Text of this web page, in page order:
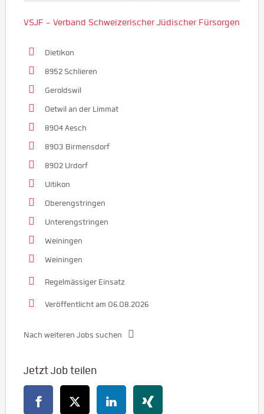
VSJF - Verband Schweizerischer Jüdischer Fürsorgen
Dietikon
8952 Schlieren
Geroldswil
Oetwil an der Limmat
8904 Aesch
8903 Birmensdorf
8902 Urdorf
Uitikon
Oberengstringen
Unterengstringen
Weiningen
Weiningen
Regelmässiger Einsatz
Veröffentlicht am 06.08.2026
Nach weiteren Jobs suchen
Jetzt Job teilen